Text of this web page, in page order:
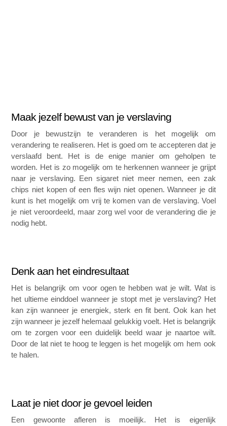
Maak jezelf bewust van je verslaving
Door je bewustzijn te veranderen is het mogelijk om
verandering te realiseren. Het is goed om te accepteren dat je
verslaafd bent. Het is de enige manier om geholpen te
worden. Het is zo mogelijk om te herkennen wanneer je grijpt
naar je verslaving. Een sigaret niet meer nemen, een zak
chips niet kopen of een fles wijn niet openen. Wanneer je dit
kunt is het mogelijk om vrij te komen van de verslaving. Voel
je niet veroordeeld, maar zorg wel voor de verandering die je
nodig hebt.
Denk aan het eindresultaat
Het is belangrijk om voor ogen te hebben wat je wilt. Wat is
het ultieme einddoel wanneer je stopt met je verslaving? Het
kan zijn wanneer je energiek, sterk en fit bent. Ook kan het
zijn wanneer je jezelf helemaal gelukkig voelt. Het is belangrijk
om te zorgen voor een duidelijk beeld waar je naartoe wilt.
Door de lat niet te hoog te leggen is het mogelijk om hem ook
te halen.
Laat je niet door je gevoel leiden
Een gewoonte afleren is moeilijk. Het is eigenlijk